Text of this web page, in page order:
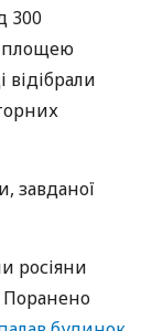
300
площею
відібрали
завданої
росіяни
Поранено